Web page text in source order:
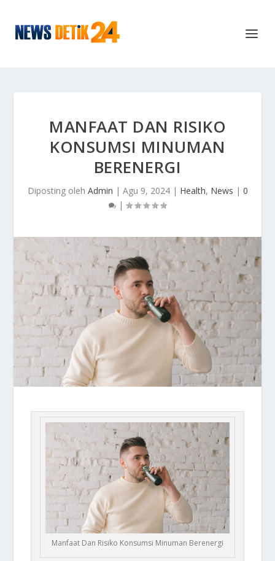
MANFAAT DAN RISIKO
KONSUMSI MINUMAN
BERENERGI
Diposting oleh Admin | Agu 9, 2024| Health, News | 0
|
Manfaat Dan Risiko Konsumsi Minuman Berenergi